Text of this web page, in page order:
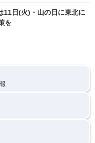
11日(火)・山の日に東北に
を